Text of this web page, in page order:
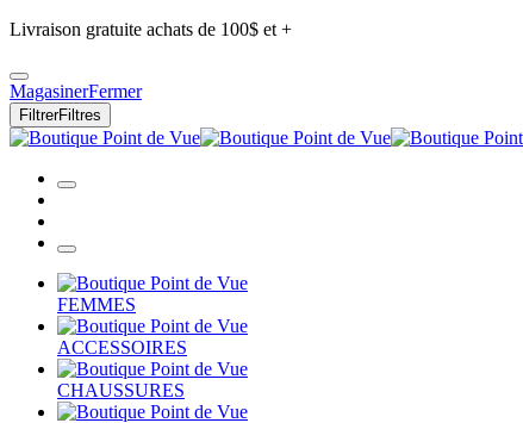
Livraison gratuite achats de 100$ et +
MagasinerFermer
FiltrerFiltres
FEMMES
ACCESSOIRES
CHAUSSURES